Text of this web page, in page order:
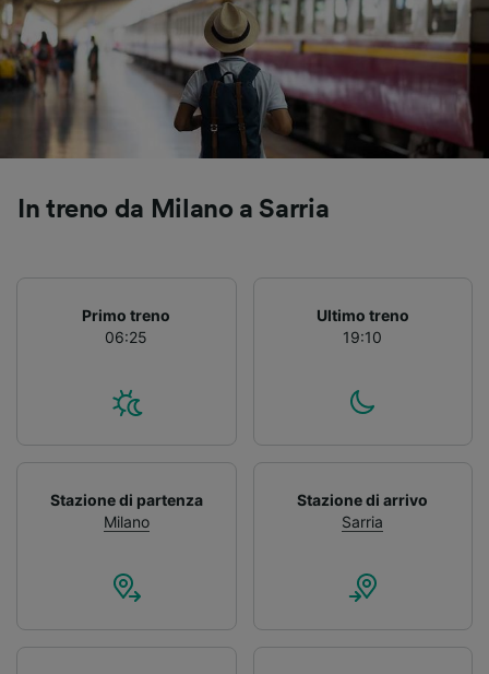
In treno da Milano a Sarria
Primo treno
06:25
Ultimo treno
19:10
Stazione di partenza
Milano
Stazione di arrivo
Sarria
Utilizzare dati di geolocalizzazione precisi.
Scansione attiva delle caratteristiche del
dispositivo ai fini dell’identificazione.
Archiviare informazioni su dispositivo e/o
accedervi. Pubblicità e contenuti
personalizzati, misurazione delle prestazioni
dei contenuti e degli annunci, ricerche sul
Elenco dei partner (fornitori)